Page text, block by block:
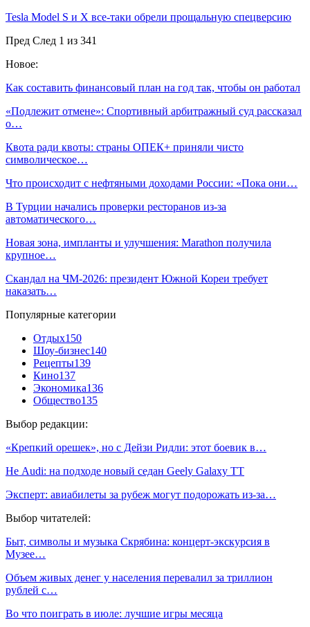
Tesla Model S и X все-таки обрели прощальную спецверсию
Пред След 1 из 341
Новое:
Как составить финансовый план на год так, чтобы он работал
«Подлежит отмене»: Спортивный арбитражный суд рассказал
о…
Квота ради квоты: страны ОПЕК+ приняли чисто
символическое…
Что происходит с нефтяными доходами России: «Пока они…
В Турции начались проверки ресторанов из-за
автоматического…
Новая зона, импланты и улучшения: Marathon получила
крупное…
Скандал на ЧМ-2026: президент Южной Кореи требует
наказать…
Популярные категории
Отдых150
Шоу-бизнес140
Рецепты139
Кино137
Экономика136
Общество135
Выбор редакции:
«Крепкий орешек», но с Дейзи Ридли: этот боевик в…
Не Audi: на подходе новый седан Geely Galaxy TT
Эксперт: авиабилеты за рубеж могут подорожать из-за…
Выбор читателей:
Быт, символы и музыка Скрябина: концерт-экскурсия в
Музее…
Объем живых денег у населения перевалил за триллион
рублей с…
Во что поиграть в июле: лучшие игры месяца